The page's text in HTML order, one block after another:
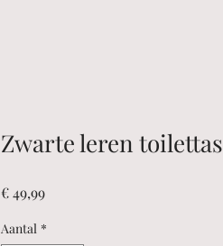
Zwarte leren toilettas
€ 49,99Prijs
Aantal *